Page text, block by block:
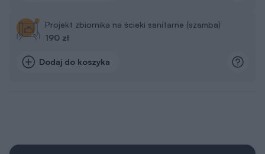
Projekt zbiornika na ścieki sanitarne (szamba)
190 zł
Dodaj do koszyka